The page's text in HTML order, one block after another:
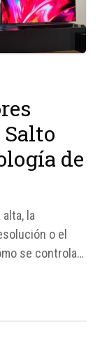
Salto
de
la
o el
se controla.
una...